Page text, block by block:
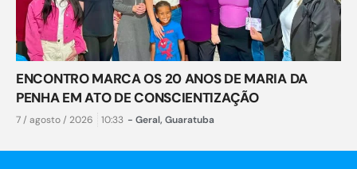
ENCONTRO MARCA OS 20 ANOS DE MARIA DA
PENHA EM ATO DE CONSCIENTIZAÇÃO
7 / agosto / 2026 10:33 - Geral, Guaratuba